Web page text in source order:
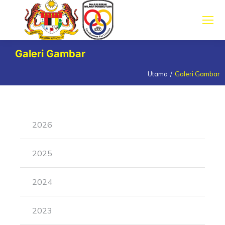
Galeri Gambar
Utama Galeri Gambar
2026
2025
2024
2023